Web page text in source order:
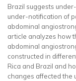
Brazil suggests
under-notification of
abdominal
article analyzes how
abdominal
constructed in
Rica and Brazil and
changes affected the